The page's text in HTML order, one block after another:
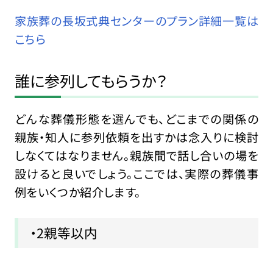
家族葬の長坂式典センターのプラン詳細一覧は
こちら
誰に参列してもらうか？
どんな葬儀形態を選んでも、どこまでの関係の
親族・知人に参列依頼を出すかは念入りに検討
しなくてはなりません。親族間で話し合いの場を
設けると良いでしょう。ここでは、実際の葬儀事
例をいくつか紹介します。
・2親等以内